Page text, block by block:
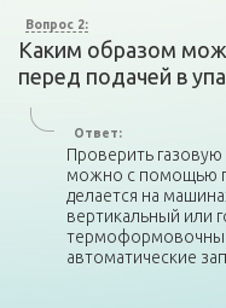
Вопрос 2:
Каким образом
перед подачей в
Ответ:
Проверить
можно с помощью
делается на
вертикальный или
автоматические